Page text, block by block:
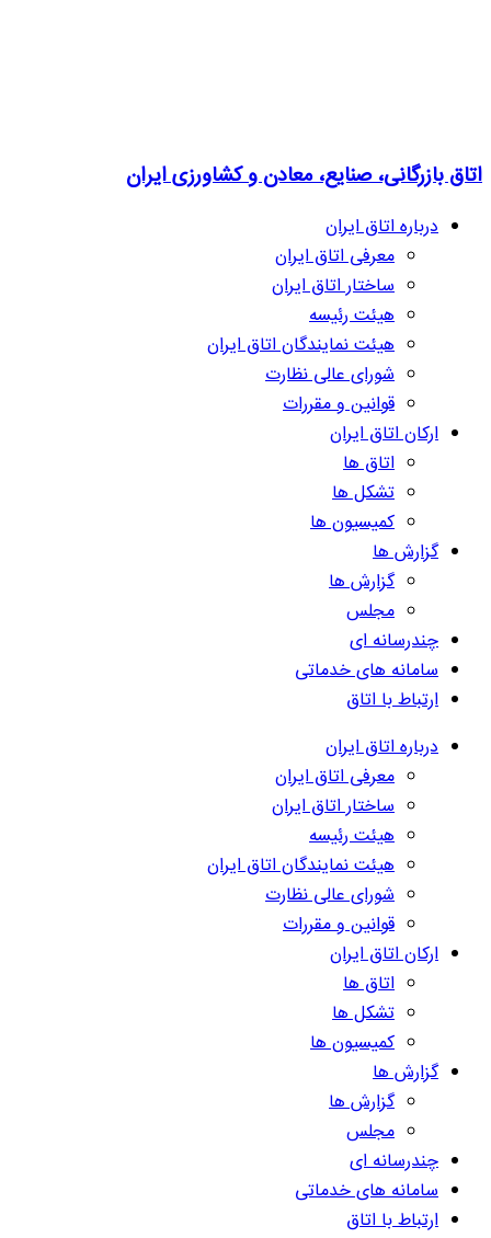
اتاق بازرگانی، صنایع، معادن و کشاورزی ایران
درباره اتاق ایران
معرفی اتاق ایران
ساختار اتاق ایران
هیئت رئیسه
هیئت نمایندگان اتاق ایران
شورای عالی نظارت
قوانین و مقررات
ارکان اتاق ایران
اتاق ها
تشکل ها
کمیسیون ها
گزارش ها
گزارش ها
مجلس
چندرسانه ای
سامانه های خدماتی
ارتباط با اتاق
درباره اتاق ایران
معرفی اتاق ایران
ساختار اتاق ایران
هیئت رئیسه
هیئت نمایندگان اتاق ایران
شورای عالی نظارت
قوانین و مقررات
ارکان اتاق ایران
اتاق ها
تشکل ها
کمیسیون ها
گزارش ها
گزارش ها
مجلس
چندرسانه ای
سامانه های خدماتی
ارتباط با اتاق